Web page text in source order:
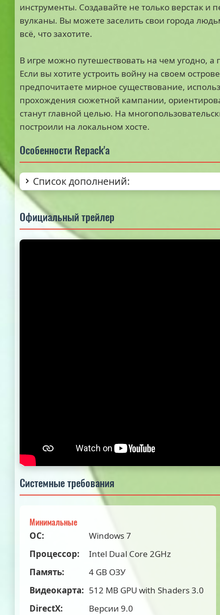
инструменты. Создавайте не только верстак и
вулканы. Вы можете заселить свои города
всё, что захотите.
В игре можно путешествовать на чем угодно,
Если вы хотите устроить войну на своем
предпочитаете мирное существование,
прохождения сюжетной кампании,
станут главной целью. На
построили на локальном хосте.
Особенности Repack'а
Список дополнений:
Официальный трейлер
Системные требования
Минимальные
ОС:
Windows 7
Процессор:
Intel Dual Core 2GHz
Память:
4 GB ОЗУ
Видеокарта: 512 MB GPU with Shaders 3.0
DirectX:
Версии 9.0